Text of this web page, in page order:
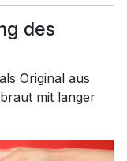
des
Original aus
mit langer